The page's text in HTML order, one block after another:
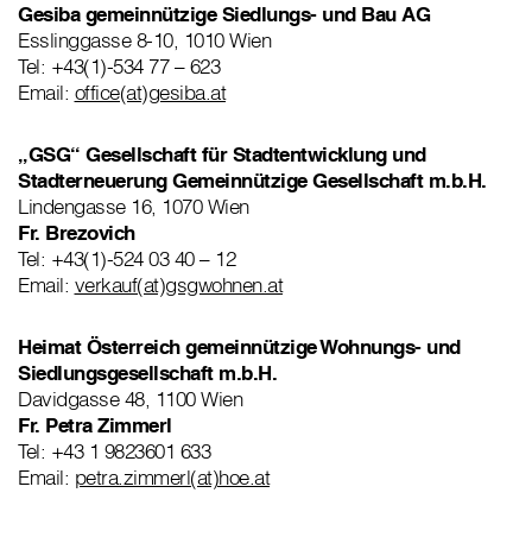
Gesiba gemeinnützige Siedlungs- und Bau AG
Esslinggasse 8-10, 1010 Wien
Tel: +43(1)-534 77 – 623
Email: office(at)gesiba.at
„GSG“ Gesellschaft für Stadtentwicklung und
Stadterneuerung Gemeinnützige Gesellschaft m.b.H.
Lindengasse 16, 1070 Wien
Fr. Brezovich
Tel: +43(1)-524 03 40 – 12
Email: verkauf(at)gsgwohnen.at
Heimat Österreich gemeinnützige Wohnungs- und
Siedlungsgesellschaft m.b.H.
Davidgasse 48, 1100 Wien
Fr. Petra Zimmerl
Tel: +43 1 9823601 633
Email: petra.zimmerl(at)hoe.at